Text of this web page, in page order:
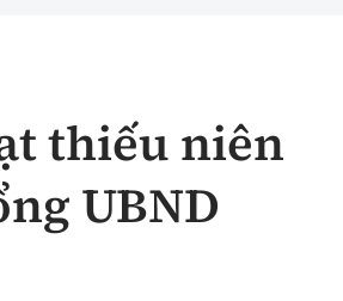
Chứng khoán
Bảo hiểm
thiếu niên
UBND